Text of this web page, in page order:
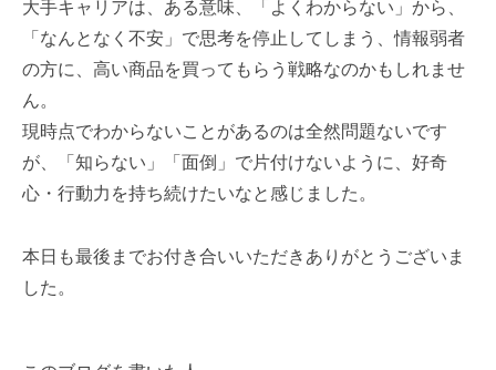
大手キャリアは、ある意味、「よくわからない」から、
「なんとなく不安」で思考を停止してしまう、情報弱者
の方に、高い商品を買ってもらう戦略なのかもしれませ
ん。
現時点でわからないことがあるのは全然問題ないです
が、「知らない」「面倒」で片付けないように、好奇
心・行動力を持ち続けたいなと感じました。
本日も最後までお付き合いいただきありがとうございま
した。